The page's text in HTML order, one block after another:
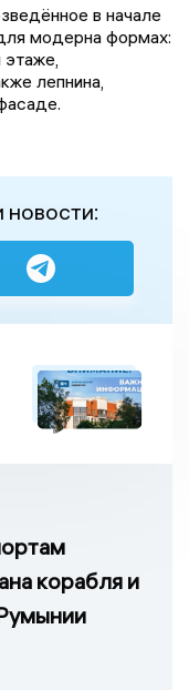
в начале
модерна формах:
лепнина,
корабля и